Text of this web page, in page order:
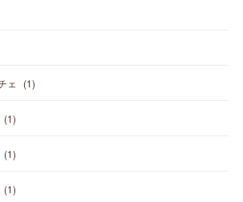
ェ (1)
(1)
(1)
(1)